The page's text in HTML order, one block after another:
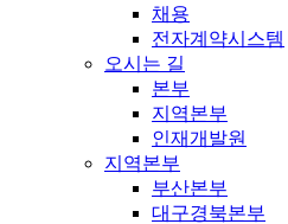
채용
전자계약시스템
오시는 길
본부
지역본부
인재개발원
지역본부
부산본부
대구경북본부